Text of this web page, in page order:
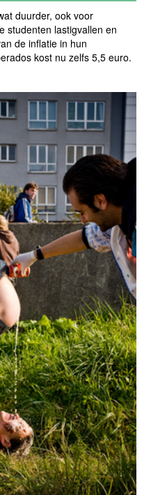
duurder, ook voor
studenten lastigvallen en
de inflatie in hun
kost nu zelfs 5,5 euro.